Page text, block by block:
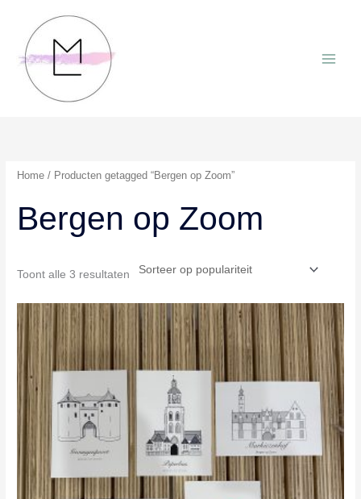
inhoud
Home / Producten getagged “Bergen op Zoom”
Bergen op Zoom
Toont alle 3 resultaten Gesorteerd